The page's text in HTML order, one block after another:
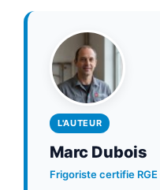
L'AUTEUR
Marc Dubois
Frigoriste certifie RGE